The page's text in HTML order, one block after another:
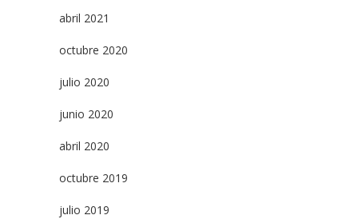
abril 2021
octubre 2020
julio 2020
junio 2020
abril 2020
octubre 2019
julio 2019